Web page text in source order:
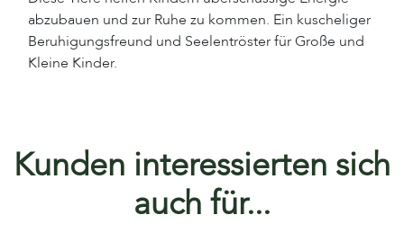
abzubauen und zur Ruhe zu kommen. Ein kuscheliger
Beruhigungsfreund und Seelentröster für Große und
Kleine Kinder.
Kunden interessierten sich
auch für...